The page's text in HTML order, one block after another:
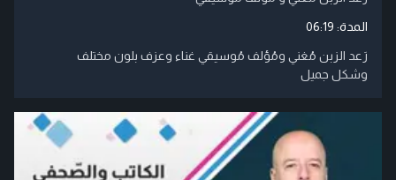
المدة: 06:19
رَعد الزبن مُغني ومُؤلف مُوسيقي غناء وعزف بلون مختلف
وشكل جميل